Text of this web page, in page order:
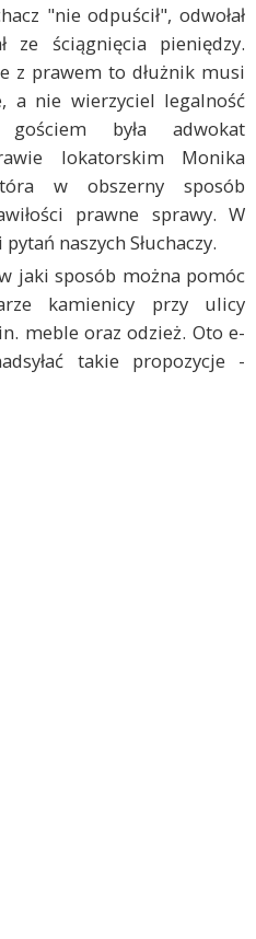
"nie odpuścił", odwołał
ze ściągnięcia pieniędzy.
z prawem to dłużnik musi
a nie wierzyciel legalność
gościem była adwokat
lokatorskim Monika
w obszerny sposób
prawne sprawy. W
naszych Słuchaczy.
jaki sposób można pomóc
kamienicy przy ulicy
meble oraz odzież. Oto e-
takie propozycje -